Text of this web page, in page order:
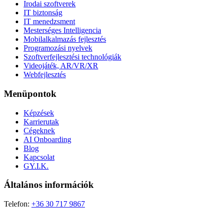
Irodai szoftverek
IT biztonság
IT menedzsment
Mesterséges Intelligencia
Mobilalkalmazás fejlesztés
Programozási nyelvek
Szoftverfejlesztési technológiák
Videojáték, AR/VR/XR
Webfejlesztés
Menüpontok
Képzések
Karrierutak
Cégeknek
AI Onboarding
Blog
Kapcsolat
GY.I.K.
Általános információk
Telefon: +36 30 717 9867